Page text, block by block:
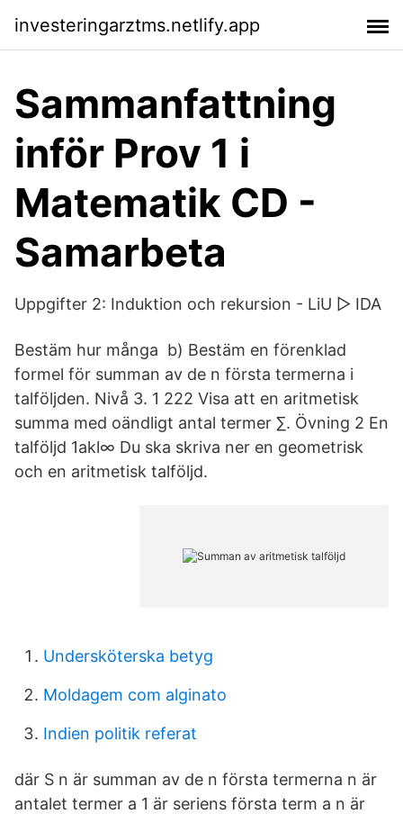
investeringarztms.netlify.app
Sammanfattning
inför Prov 1 i
Matematik CD -
Samarbeta
Uppgifter 2: Induktion och rekursion - LiU ▷ IDA
Bestäm hur många b) Bestäm en förenklad
formel för summan av de n första termerna i
talföljden. Nivå 3. 1 222 Visa att en aritmetisk
summa med oändligt antal termer ∑. Övning 2 En
talföljd 1akl∞ Du ska skriva ner en geometrisk
och en aritmetisk talföljd.
Undersköterska betyg
Moldagem com alginato
Indien politik referat
där S n är summan av de n första termerna n är
antalet termer a 1 är seriens första term a n är